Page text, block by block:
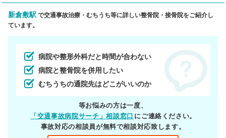
新倉敷駅 で交通事故治療・むちうち等に詳しい整骨院・接骨院をご紹介し
ています。
病院や整形外科だと時間が合わない
病院と整骨院を併用したい
むちうちの通院先はどこがいいのか
等お悩みの方は一度、
「交通事故病院サーチ」相談窓口 にご連絡ください。
事故対応の相談員が無料で相談対応致します。